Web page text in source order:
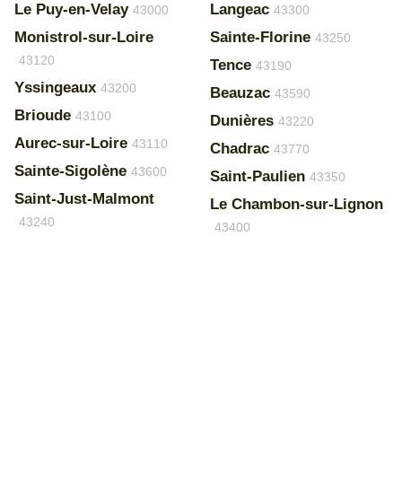
Le Puy-en-Velay 43000
Monistrol-sur-Loire
43120
Yssingeaux 43200
Brioude 43100
Aurec-sur-Loire 43110
Sainte-Sigolène 43600
Saint-Just-Malmont
43240
Langeac 43300
Sainte-Florine 43250
Tence 43190
Beauzac 43590
Dunières 43220
Chadrac 43770
Saint-Paulien 43350
Le Chambon-sur-Lignon
43400